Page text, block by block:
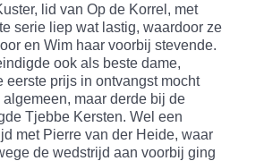
lid van Op de Korrel, met
serie liep wat lastig, waardoor ze
en Wim haar voorbij stevende.
ook als beste dame,
eerste prijs in ontvangst mocht
maar derde bij de
Tjebbe Kersten. Wel een
met Pierre van der Heide, waar
de wedstrijd aan voorbij ging